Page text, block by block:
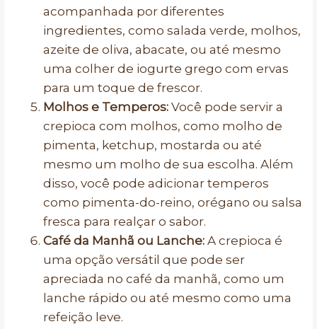
acompanhada por diferentes
ingredientes, como salada verde, molhos,
azeite de oliva, abacate, ou até mesmo
uma colher de iogurte grego com ervas
para um toque de frescor.
Molhos e Temperos: Você pode servir a
crepioca com molhos, como molho de
pimenta, ketchup, mostarda ou até
mesmo um molho de sua escolha. Além
disso, você pode adicionar temperos
como pimenta-do-reino, orégano ou salsa
fresca para realçar o sabor.
Café da Manhã ou Lanche: A crepioca é
uma opção versátil que pode ser
apreciada no café da manhã, como um
lanche rápido ou até mesmo como uma
refeição leve.